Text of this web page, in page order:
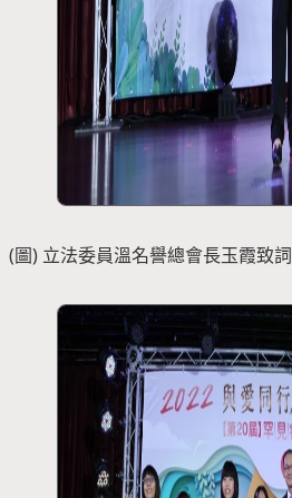
(圖) 立法委員溫名譽總會長玉霞致詞